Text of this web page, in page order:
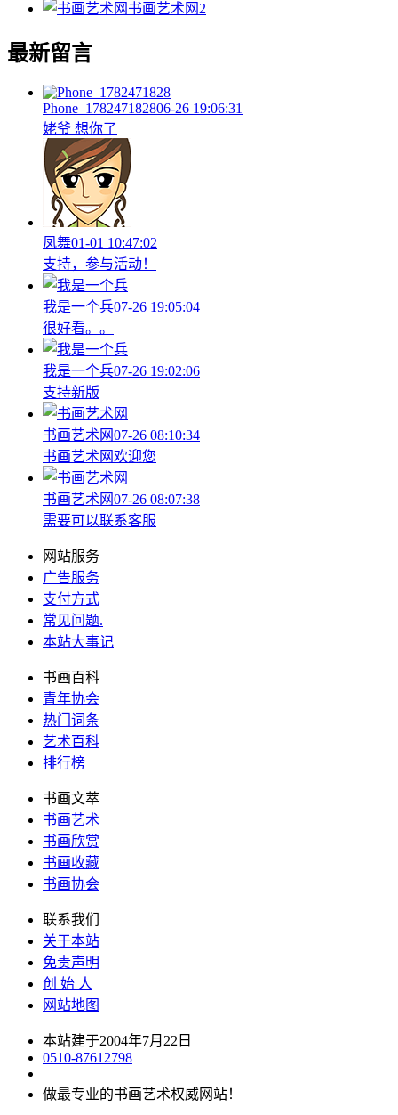
书画艺术网 2
最新留言
Phone_178247182806-26 19:06:31
姥爷 想你了
凤舞01-01 10:47:02
支持，参与活动！
我是一个兵07-26 19:05:04
很好看。。
我是一个兵07-26 19:02:06
支持新版
书画艺术网07-26 08:10:34
书画艺术网欢迎您
书画艺术网07-26 08:07:38
需要可以联系客服
网站服务
广告服务
支付方式
常见问题.
本站大事记
书画百科
青年协会
热门词条
艺术百科
排行榜
书画文萃
书画艺术
书画欣赏
书画收藏
书画协会
联系我们
关于本站
免责声明
创 始 人
网站地图
本站建于2004年7月22日
0510-87612798
做最专业的书画艺术权威网站！